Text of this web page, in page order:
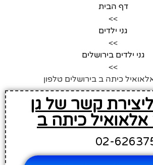
דף הבית
>>
גני ילדים
>>
גני ילדים בירושלים
>>
כיתה ב בירושלים טלפון
קשר של גן
אלאואיל כיתה ב